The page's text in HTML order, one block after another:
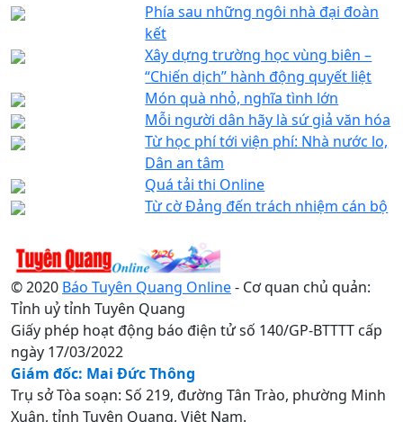
Phía sau những ngôi nhà đại đoàn
kết
Xây dựng trường học vùng biên –
“Chiến dịch” hành động quyết liệt
Món quà nhỏ, nghĩa tình lớn
Mỗi người dân hãy là sứ giả văn hóa
Từ học phí tới viện phí: Nhà nước lo,
Dân an tâm
Quá tải thi Online
Từ cờ Đảng đến trách nhiệm cán bộ
© 2020 Báo Tuyên Quang Online- Cơ quan chủ quản:
Tỉnh uỷ tỉnh Tuyên Quang
Giấy phép hoạt động báo điện tử số 140/GP-BTTTT cấp
ngày 17/03/2022
Giám đốc: Mai Đức Thông
Trụ sở Tòa soạn: Số 219, đường Tân Trào, phường Minh
Xuân, tỉnh Tuyên Quang, Việt Nam.